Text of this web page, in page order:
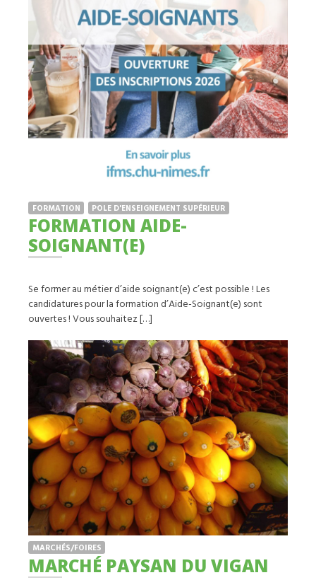
FORMATION POLE D'ENSEIGNEMENT SUPÉRIEUR
FORMATION AIDE-
SOIGNANT(E)
Se former au métier d’aide soignant(e) c’est possible ! Les
candidatures pour la formation d’Aide-Soignant(e) sont
ouvertes ! Vous souhaitez […]
MARCHÉS/FOIRES
MARCHÉ PAYSAN DU VIGAN